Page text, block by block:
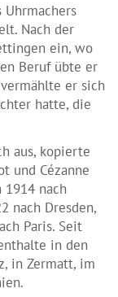
Uhrmachers
Nach der
ein, wo
Beruf übte er
er sich
hatte, die
aus, kopierte
und Cézanne
nach
nach Dresden,
Paris. Seit
in den
in Zermatt, im